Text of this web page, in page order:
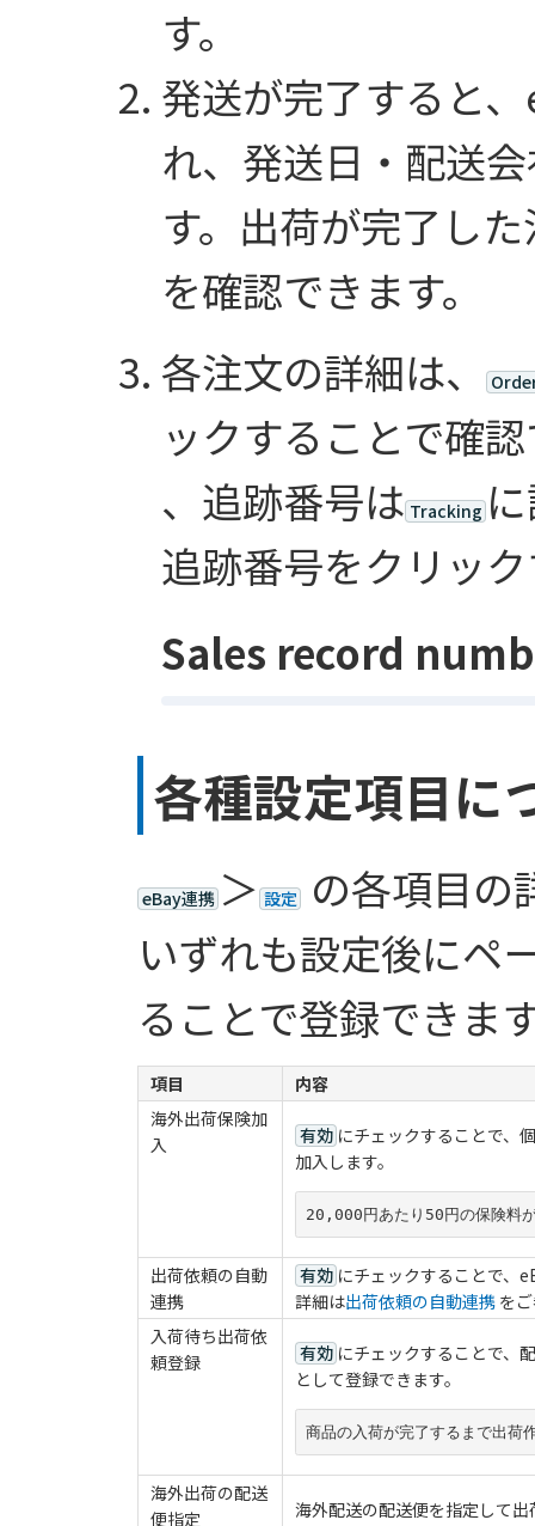
す。
発送が完了すると
れ、発送日・配送
す。出荷が完了し
を確認できます。
各注文の詳細は、
ックすることで確
、追跡番号は Tracking
追跡番号をクリッ
Sales record
各種設定項目に
eBay連携 ＞ 設定
の各項目の
いずれも設定後にペ
ることで登録できま
項目
内容
海外出荷保険加
入
有効 にチェックすることで、
加入します。
20,000円あたり50円の保険料
出荷依頼の自動
連携
有効 にチェックすることで、
詳細は出荷依頼の自動連携 を
入荷待ち出荷依
頼登録
有効 にチェックすることで、
として登録できます。
商品の入荷が完了するまで出荷
海外出荷の配送
便指定
海外配送の配送便を指定して